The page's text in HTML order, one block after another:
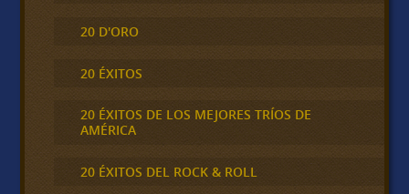
20 D'ORO
20 ÉXITOS
20 ÉXITOS DE LOS MEJORES TRÍOS DE
AMÉRICA
20 ÉXITOS DEL ROCK & ROLL